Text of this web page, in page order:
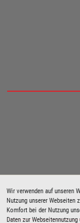
Wir verwenden auf unseren
Nutzung unserer Webseiten
Komfort bei der Nutzung
Daten zur